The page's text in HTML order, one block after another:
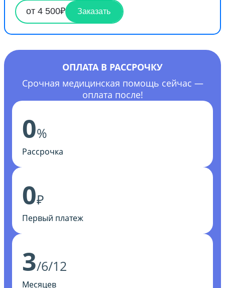
от 4 500₽ Заказать
ОПЛАТА В РАССРОЧКУ
Срочная медицинская помощь сейчас —
оплата после!
0%
Рассрочка
0₽
Первый платеж
3/6/12
Месяцев